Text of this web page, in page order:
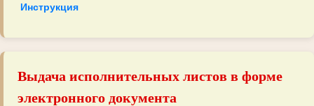
Инструкция
Выдача исполнительных листов в форме
электронного документа